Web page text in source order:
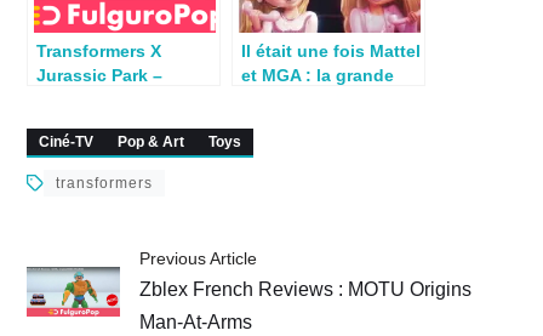
Transformers X
Jurassic Park –
Il était une fois Mattel
et MGA : la grande
Ciné-TV Pop & Art Toys
transformers
Previous Article
Zblex French Reviews : MOTU Origins
Man-At-Arms